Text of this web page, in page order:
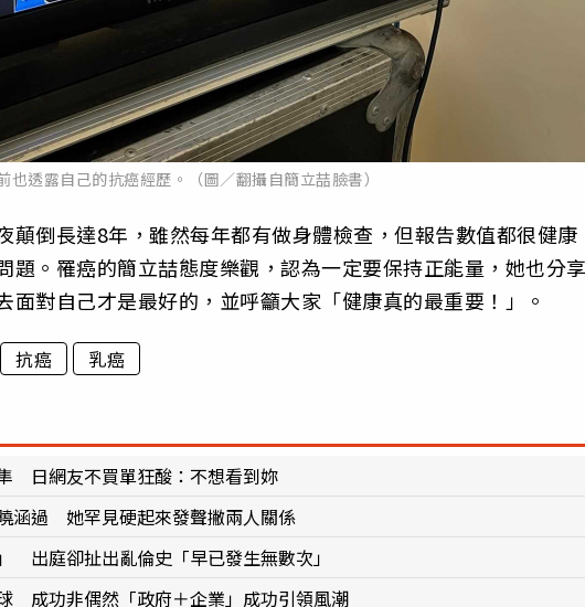
也透露自己的抗癌經歷。（圖／翻攝自簡立喆臉書）
顛倒長達8年，雖然每年都有做身體檢查，但報告數值都很健康
題。罹癌的簡立喆態度樂觀，認為一定要保持正能量，她也分
面對自己才是最好的，並呼籲大家「健康真的最重要！」。
抗癌 乳癌
日網友不買單狂酸：不想看到妳
涵過 她罕見硬起來發聲撇兩人關係
出庭卻扯出亂倫史「早已發生無數次」
成功非偶然「政府＋企業」成功引領風潮